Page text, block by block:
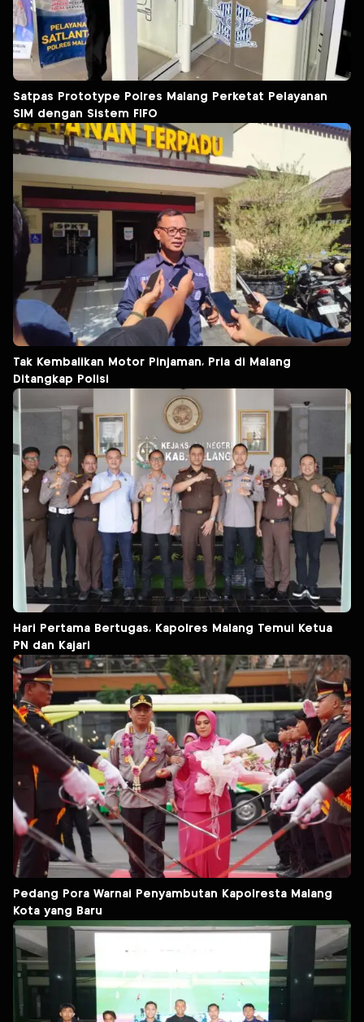
Satpas Prototype Polres Malang Perketat Pelayanan
SIM dengan Sistem FIFO
Tak Kembalikan Motor Pinjaman, Pria di Malang
Ditangkap Polisi
Hari Pertama Bertugas, Kapolres Malang Temui Ketua
PN dan Kajari
Pedang Pora Warnai Penyambutan Kapolresta Malang
Kota yang Baru